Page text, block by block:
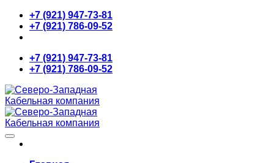
Skip
content
+7 (921) 947-73-81
+7 (921) 786-09-52
+7 (921) 947-73-81
+7 (921) 786-09-52